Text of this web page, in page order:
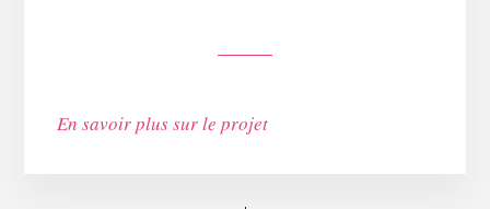
En savoir plus sur le projet